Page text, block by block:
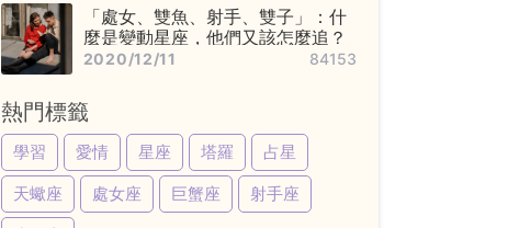
「處女、雙魚、射手、雙子」：什
麼是變動星座，他們又該怎麼追？
2020/12/11 84153
熱門標籤
學習 愛情 星座 塔羅
占星
天蠍座
處女座 巨蟹座
射手座